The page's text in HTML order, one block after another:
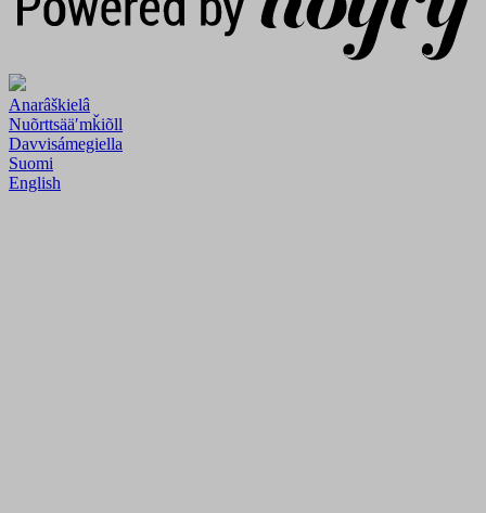
Anarâškielâ
Nuõrttsääʹmǩiõll
Davvisámegiella
Suomi
English